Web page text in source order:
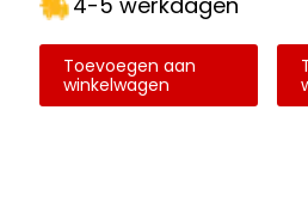
Toevoegen aan
winkelwagen